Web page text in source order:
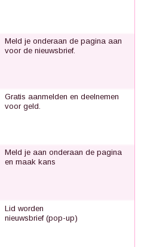
Meld je onderaan de pagina aan
voor de nieuwsbrief.
Gratis aanmelden en deelnemen
voor geld.
Meld je aan onderaan de pagina
en maak kans
Lid worden
nieuwsbrief (pop-up)